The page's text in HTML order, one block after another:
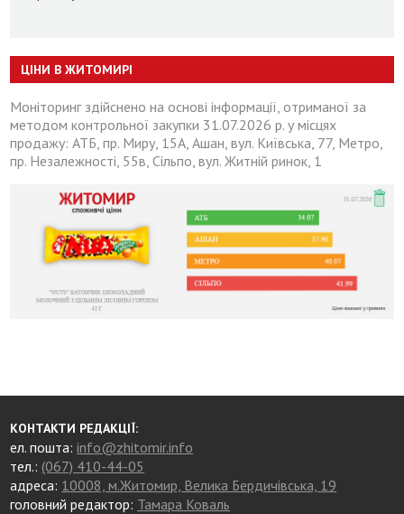
ЦІНИ В ЖИТОМИРІ
Моніторинг здійснено на основі інформації, отриманої за
методом контрольної закупки 31.07.2026 р. у місцях
продажу: АТБ, пр. Миру, 15А, Ашан, вул. Київська, 77, Метро,
пр. Незалежності, 55в, Сільпо, вул. Житній ринок, 1
КОНТАКТИ РЕДАКЦІЇ:
ел. пошта:info@zhitomir.info
тел.: (067) 410-44-05
адреса: 10008, м.Житомир, Велика Бердичівська, 19
головний редактор: Тамара Коваль